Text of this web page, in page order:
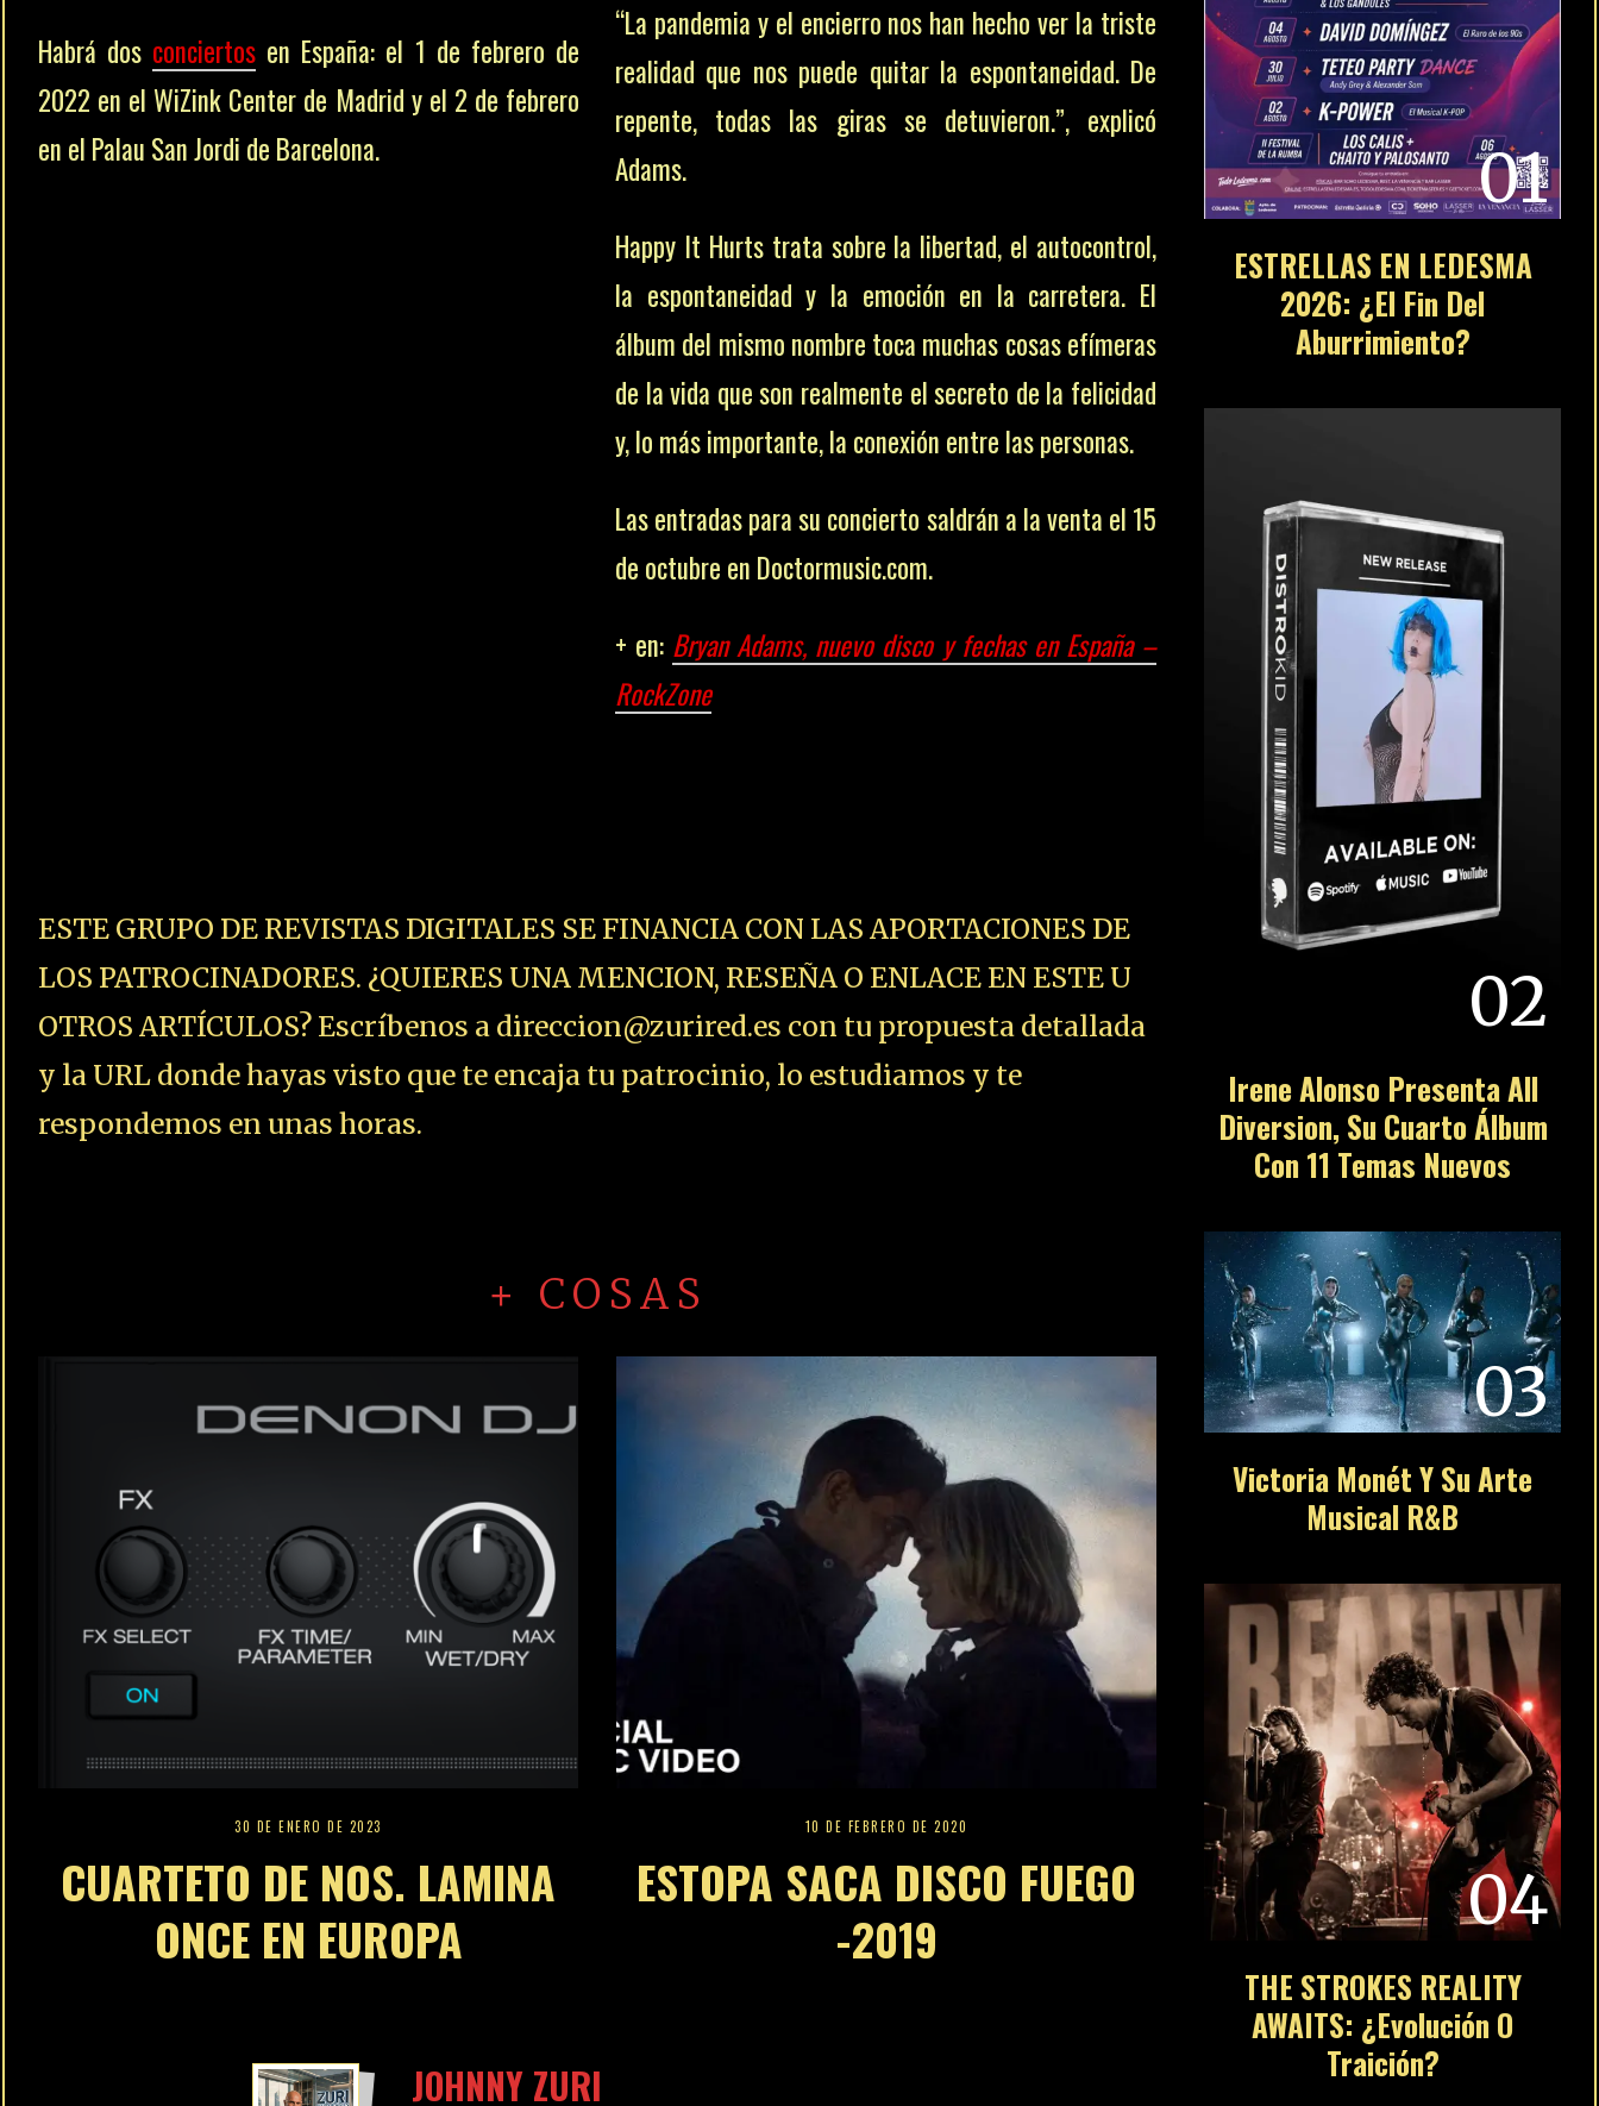
Habrá dos conciertos en España: el 1 de febrero de
2022 en el WiZink Center de Madrid y el 2 de febrero
en el Palau San Jordi de Barcelona.
la espontaneidad y la emoción en la carretera. El
álbum del mismo nombre toca muchas cosas efímeras
de la vida que son realmente el secreto de la felicidad
y, lo más importante, la conexión entre las personas.
Las entradas para su concierto saldrán a la venta el 15
de octubre en Doctormusic.com.
+ en:
Bryan Adams, nuevo disco y fechas en España –
RockZone
ESTE GRUPO DE REVISTAS DIGITALES SE FINANCIA CON LAS APORTACIONES DE
LOS PATROCINADORES. ¿QUIERES UNA MENCION, RESEÑA O ENLACE EN ESTE U
OTROS ARTÍCULOS? Escríbenos a direccion@zurired.es con tu propuesta detallada
y la URL donde hayas visto que te encaja tu patrocinio, lo estudiamos y te
30 DE ENERO DE 2023
CUARTETO DE NOS. LAMINA
ONCE EN EUROPA
10 DE FEBRERO DE 2020
ESTOPA SACA DISCO FUEGO
-2019
REVISTAS DE ALTA AUTORIDAD Y
como fuente de autoridad en nuestros
reportajes. Consulta proyectos de
Brand Content, post patrocinados,
publicidad y Colaboraciones
01
ESTRELLAS EN LEDESMA
2026: ¿El Fin Del
Aburrimiento?
02
Irene Alonso Presenta All
Diversion, Su Cuarto Álbum
Con 11 Temas Nuevos
03
Victoria Monét Y Su Arte
Musical R&B
04
THE STROKES REALITY
AWAITS: ¿Evolución O
Traición?